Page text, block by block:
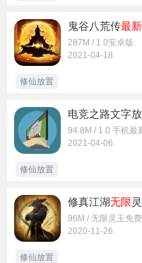
鬼谷八荒传最
287M / 1.0安卓版
2021-04-18
修仙放置
电竞之路文字
94.8M / 1.0 手机最
2021-04-06
修仙放置
修真江湖无限
96M / 无限灵玉免
2020-11-26
修仙放置